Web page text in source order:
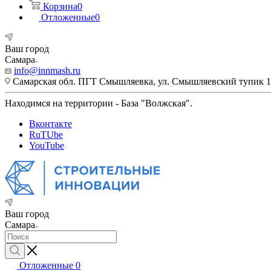
Корзина0
Отложенные0
Ваш город
Самара
info@innmash.ru
Самарская обл. ПГТ Смышляевка, ул. Смышляевский тупик
Находимся на территории - База "Волжская".
Вконтакте
RuTUbe
YouTube
Ваш город
Самара
Отложенные 0